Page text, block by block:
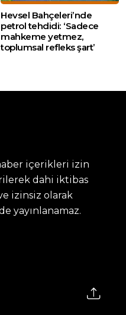
Hevsel Bahçeleri’nde
petrol tehdidi: ‘Sadece
mahkeme yetmez,
toplumsal refleks şart’
içerikleri izin
dahi iktibas
izinsiz olarak
yayınlanamaz.